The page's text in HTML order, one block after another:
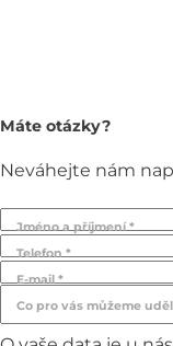
Máte otázky?
Neváhejte nám
Jméno a příjmení *
Telefon *
E-mail *
Co pro vás můžeme